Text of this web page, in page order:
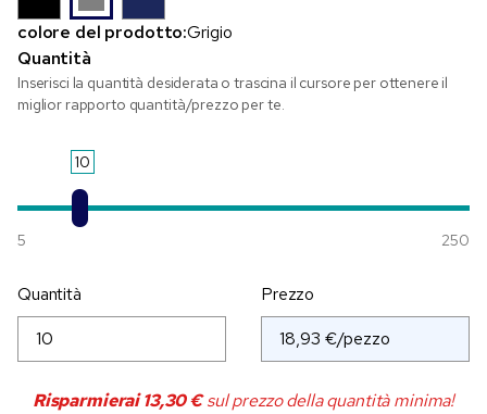
colore del prodotto:Grigio
Quantità
Inserisci la quantità desiderata o trascina il cursore per ottenere il
miglior rapporto quantità/prezzo per te.
10
5 250
Quantità Prezzo
Risparmierai13,30 €sul prezzo della quantità minima!